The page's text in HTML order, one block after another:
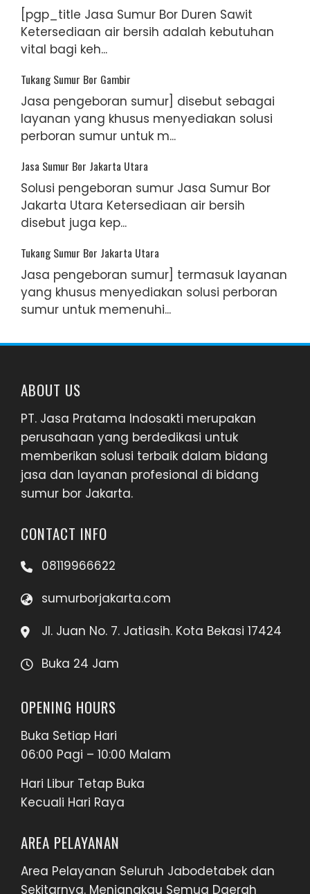
[pgp_title Jasa Sumur Bor Duren Sawit
Ketersediaan air bersih adalah kebutuhan
vital bagi keh...
Tukang Sumur Bor Gambir
Jasa pengeboran sumur] disebut sebagai
layanan yang khusus menyediakan solusi
perboran sumur untuk m...
Jasa Sumur Bor Jakarta Utara
Solusi pengeboran sumur Jasa Sumur Bor
Jakarta Utara Ketersediaan air bersih
disebut juga kep...
Tukang Sumur Bor Jakarta Utara
Jasa pengeboran sumur] termasuk layanan
yang khusus menyediakan solusi perboran
sumur untuk memenuhi...
ABOUT US
PT. Jasa Pratama Indosakti merupakan
perusahaan yang berdedikasi untuk
memberikan solusi terbaik dalam bidang
jasa dan layanan profesional di bidang
sumur bor Jakarta.
CONTACT INFO
08119966622
sumurborjakarta.com
Jl. Juan No. 7. Jatiasih. Kota Bekasi 17424
Buka 24 Jam
OPENING HOURS
Buka Setiap Hari
06:00 Pagi – 10:00 Malam
Hari Libur Tetap Buka
Kecuali Hari Raya
AREA PELAYANAN
Area Pelayanan Seluruh Jabodetabek dan
Sekitarnya. Menjangkau Semua Daerah